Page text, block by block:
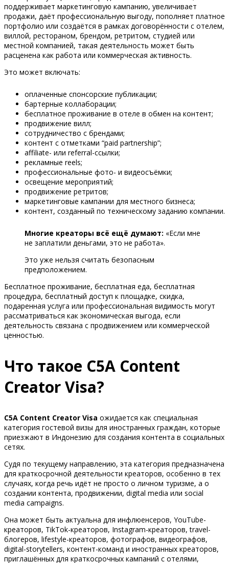
поддерживает маркетинговую кампанию, увеличивает
продажи, даёт профессиональную выгоду, пополняет платное
портфолио или создаётся в рамках договорённости с отелем,
виллой, рестораном, брендом, ретритом, студией или
местной компанией, такая деятельность может быть
расценена как работа или коммерческая активность.
Это может включать:
оплаченные спонсорские публикации;
бартерные коллаборации;
бесплатное проживание в отеле в обмен на контент;
продвижение вилл;
сотрудничество с брендами;
контент с отметками “paid partnership”;
affiliate- или referral-ссылки;
рекламные reels;
профессиональные фото- и видеосъёмки;
освещение мероприятий;
продвижение ретритов;
маркетинговые кампании для местного бизнеса;
контент, созданный по техническому заданию компании.
Многие креаторы всё ещё думают: «Если мне
не заплатили деньгами, это не работа».
Это уже нельзя считать безопасным
предположением.
Бесплатное проживание, бесплатная еда, бесплатная
процедура, бесплатный доступ к площадке, скидка,
подаренная услуга или профессиональная видимость могут
рассматриваться как экономическая выгода, если
деятельность связана с продвижением или коммерческой
ценностью.
Что такое C5A Content
Creator Visa?
C5A Content Creator Visa ожидается как специальная
категория гостевой визы для иностранных граждан, которые
приезжают в Индонезию для создания контента в социальных
сетях.
Судя по текущему направлению, эта категория предназначена
для краткосрочной деятельности креаторов, особенно в тех
случаях, когда речь идёт не просто о личном туризме, а о
создании контента, продвижении, digital media или social
media campaigns.
Она может быть актуальна для инфлюенсеров, YouTube-
креаторов, TikTok-креаторов, Instagram-креаторов, travel-
блогеров, lifestyle-креаторов, фотографов, видеографов,
digital-storytellers, контент-команд и иностранных креаторов,
приглашённых для краткосрочных кампаний с отелями,